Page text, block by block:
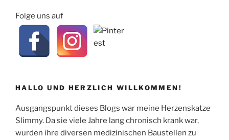
Folge uns auf
HALLO UND HERZLICH WILLKOMMEN!
Ausgangspunkt dieses Blogs war meine Herzenskatze
Slimmy. Da sie viele Jahre lang chronisch krank war,
wurden ihre diversen medizinischen Baustellen zu